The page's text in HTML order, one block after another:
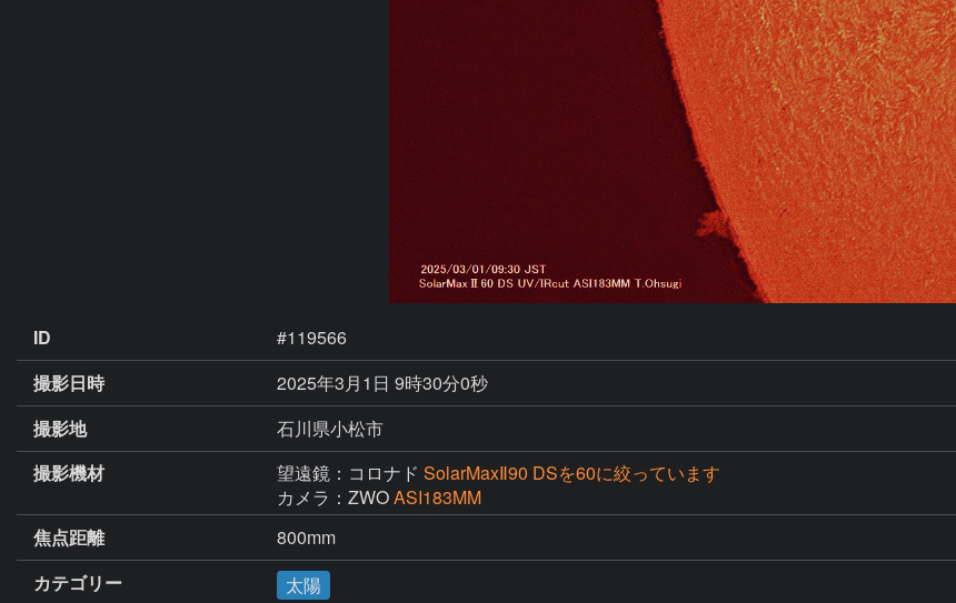
ID
#119566
撮影日時
2025年3月1日 9時30分0秒
撮影地
石川県小松市
撮影機材
望遠鏡：コロナド SolarMaxⅡ90 DSを60に絞っています
カメラ：ZWOASI183MM
焦点距離
800mm
カテゴリー
太陽